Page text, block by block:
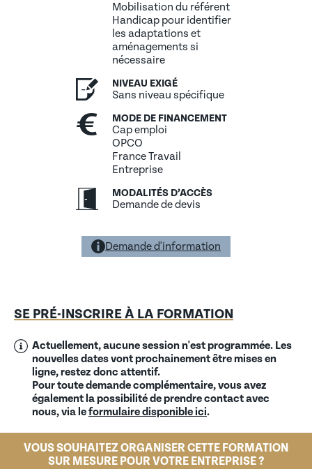
La durée de la formation dépend du nombre et du type
Mobilisation du référent
Handicap pour identifier
les adaptations et
aménagements si
nécessaire
NIVEAU EXIGÉ
Sans niveau spécifique
MODE DE FINANCEMENT
Cap emploi
OPCO
France Travail
Entreprise
MODALITÉS D’ACCÈS
Demande de devis
Demande d'information
SE PRÉ-INSCRIRE À LA FORMATION
Actuellement, aucune session n'est programmée. Les
nouvelles dates vont prochainement être mises en
ligne, restez donc attentif.
Pour toute demande complémentaire, vous avez
également la possibilité de prendre contact avec
nous, via leformulaire disponible ici.
VOUS SOUHAITEZ ORGANISER CETTE FORMATION
SUR MESURE POUR VOTRE ENTREPRISE ?